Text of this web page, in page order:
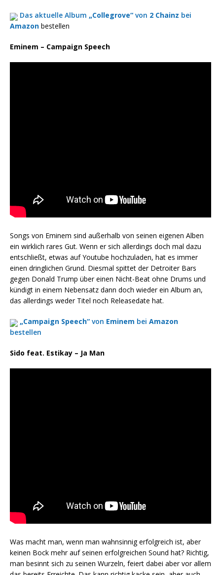
Das aktuelle Album „Collegrove“ von 2 Chainz bei
Amazon bestellen
Eminem – Campaign Speech
Songs von Eminem sind außerhalb von seinen eigenen Alben
ein wirklich rares Gut. Wenn er sich allerdings doch mal dazu
entschließt, etwas auf Youtube hochzuladen, hat es immer
einen dringlichen Grund. Diesmal spittet der Detroiter Bars
gegen Donald Trump über einen Nicht-Beat ohne Drums und
kündigt in einem Nebensatz dann doch wieder ein Album an,
das allerdings weder Titel noch Releasedate hat.
„Campaign Speech“ von Eminem bei Amazon
bestellen
Sido feat. Estikay – Ja Man
Was macht man, wenn man wahnsinnig erfolgreich ist, aber
keinen Bock mehr auf seinen erfolgreichen Sound hat? Richtig,
man besinnt sich zu seinen Wurzeln, feiert dabei aber vor allem